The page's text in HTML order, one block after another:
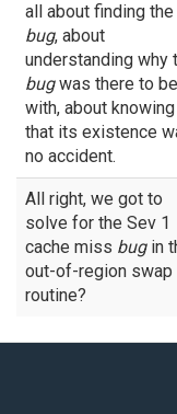
all about finding the
bug, about
understanding why
bugwas there to
with, about knowing
that its existence
no accident.
All right, we got to
solve for the Sev 1
cache miss bugin
out-of-region swap
routine?